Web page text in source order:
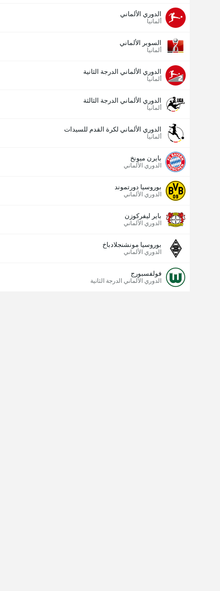
الدوري الألماني
ألمانيا
السوبر الألماني
ألمانيا
الدوري الألماني الدرجة الثانية
ألمانيا
الدوري الألماني الدرجة الثالثة
ألمانيا
الدوري الألماني لكرة القدم للسيدات
ألمانيا
بايرن ميونخ
الدوري الألماني
بوروسيا دورتموند
الدوري الألماني
باير ليفركوزن
الدوري الألماني
بوروسيا مونشنجلادباخ
الدوري الألماني
فولفسبورج
الدوري الألماني الدرجة الثانية